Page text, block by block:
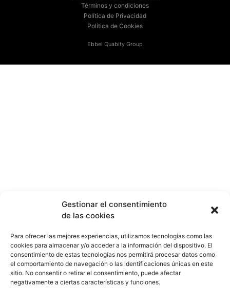
Gestionar el consentimiento
de las cookies
Para ofrecer las mejores experiencias, utilizamos tecnologías como las
cookies para almacenar y/o acceder a la información del dispositivo. El
consentimiento de estas tecnologías nos permitirá procesar datos como
el comportamiento de navegación o las identificaciones únicas en este
sitio. No consentir o retirar el consentimiento, puede afectar
negativamente a ciertas características y funciones.
Términos y condiciones
Política de Privacidad
Política de Cookies
Ebbel Quabity Group